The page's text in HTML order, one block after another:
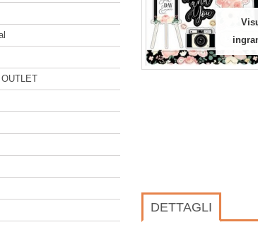
DETTAGLI